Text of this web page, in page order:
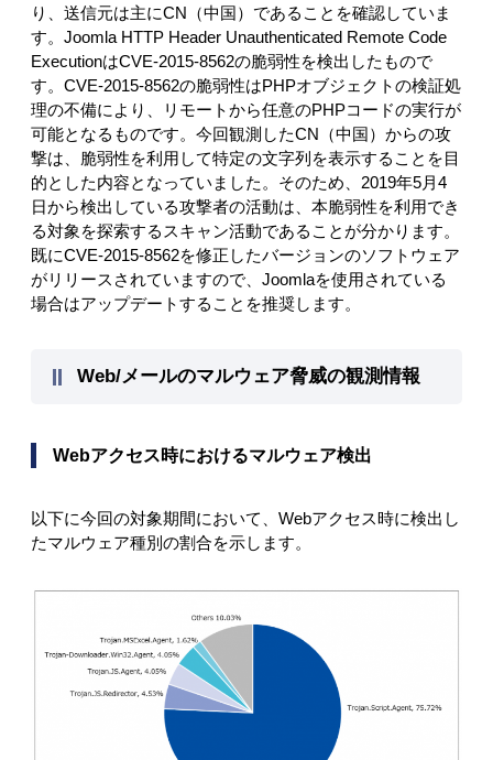
り、送信元は主にCN（中国）であることを確認していま
す。Joomla HTTP Header Unauthenticated Remote Code
ExecutionはCVE-2015-8562の脆弱性を検出したもので
す。CVE-2015-8562の脆弱性はPHPオブジェクトの検証処
理の不備により、リモートから任意のPHPコードの実行が
可能となるものです。今回観測したCN（中国）からの攻
撃は、脆弱性を利用して特定の文字列を表示することを目
的とした内容となっていました。そのため、2019年5月4
日から検出している攻撃者の活動は、本脆弱性を利用でき
る対象を探索するスキャン活動であることが分かります。
既にCVE-2015-8562を修正したバージョンのソフトウェア
がリリースされていますので、Joomlaを使用されている
場合はアップデートすることを推奨します。
Web/メールのマルウェア脅威の観測情報
Webアクセス時におけるマルウェア検出
以下に今回の対象期間において、Webアクセス時に検出し
たマルウェア種別の割合を示します。